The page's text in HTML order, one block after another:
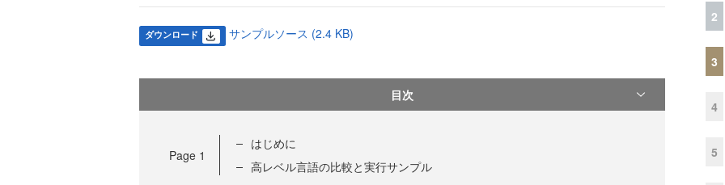
ダウンロード サンプルソース (2.4 KB)
目次
Page 1
はじめに
高レベル言語の比較と実行サンプル
2
3
4
5